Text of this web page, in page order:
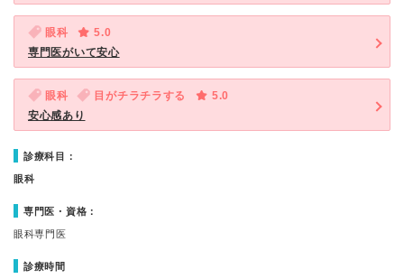
眼科
5.0
専門医がいて安心
眼科 目がチラチラする
5.0
安心感あり
診療科目：
眼科
専門医・資格：
眼科専門医
診療時間